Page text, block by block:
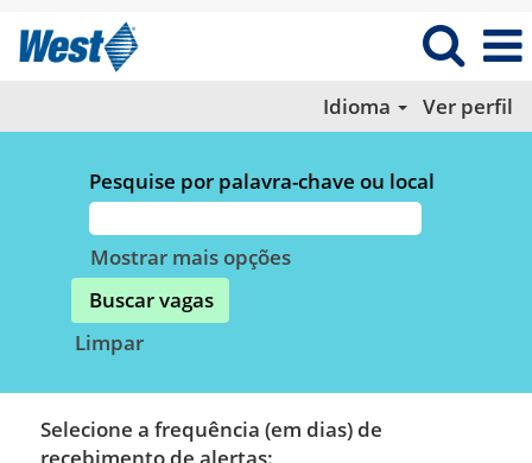
Idioma Ver perfil
Pesquise por palavra-chave ou local
Mostrar mais opções
Limpar
Selecione a frequência (em dias) de